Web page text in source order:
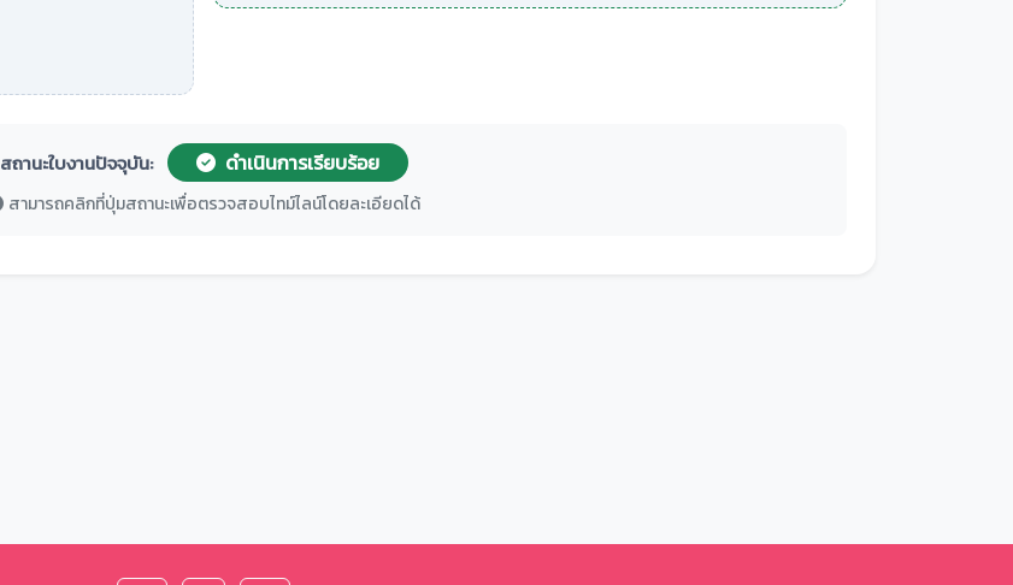
สถานะใบงานปัจจุบัน: ดำเนินการเรียบร้อย
สามารถคลิกที่ปุ่มสถานะเพื่อตรวจสอบไทม์ไลน์โดยละเอียดได้